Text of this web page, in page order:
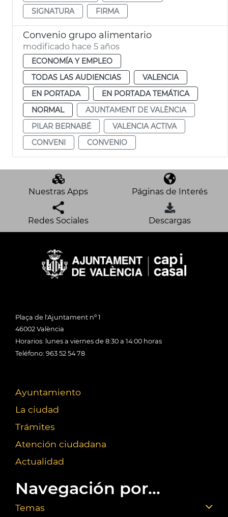
SIGNATURA
FIRMA
Convenio grupo alimentario
modificado hace 5 años
ECONOMÍA Y EMPLEO
TODAS LAS AUDIENCIAS
VALENCIA
EN PORTADA
EN PORTADA TEMÁTICA
NORMAL
AJUNTAMENT DE VALÈNCIA
PILAR BERNABÉ
VALENCIA ACTIVA
CONVENI
CONVENIO
Nuestras Apps Páginas de Interés
Redes Sociales Descargas
Plaça de l'Ajuntament nº 1
46002 València
Horarios: lunes a viernes de 8:30 a 14:00 horas
Teléfono: 963 52 54 78
Ayuntamiento
La ciudad
Trámites
Atención ciudadana
Actualidad
Navegación por...
Temas